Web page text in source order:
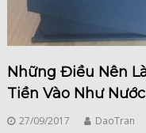
Những Điều Nên
Tiền Vào Như Nước
27/09/2017 DaoTran